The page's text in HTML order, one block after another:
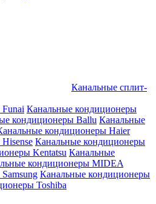
Канальные сплит-
Канальные кондиционеры
кондиционеры Ballu Канальные
кондиционеры Haier
Канальные кондиционеры
Kentatsu Канальные
кондиционеры MIDEA
Канальные кондиционеры
Toshiba